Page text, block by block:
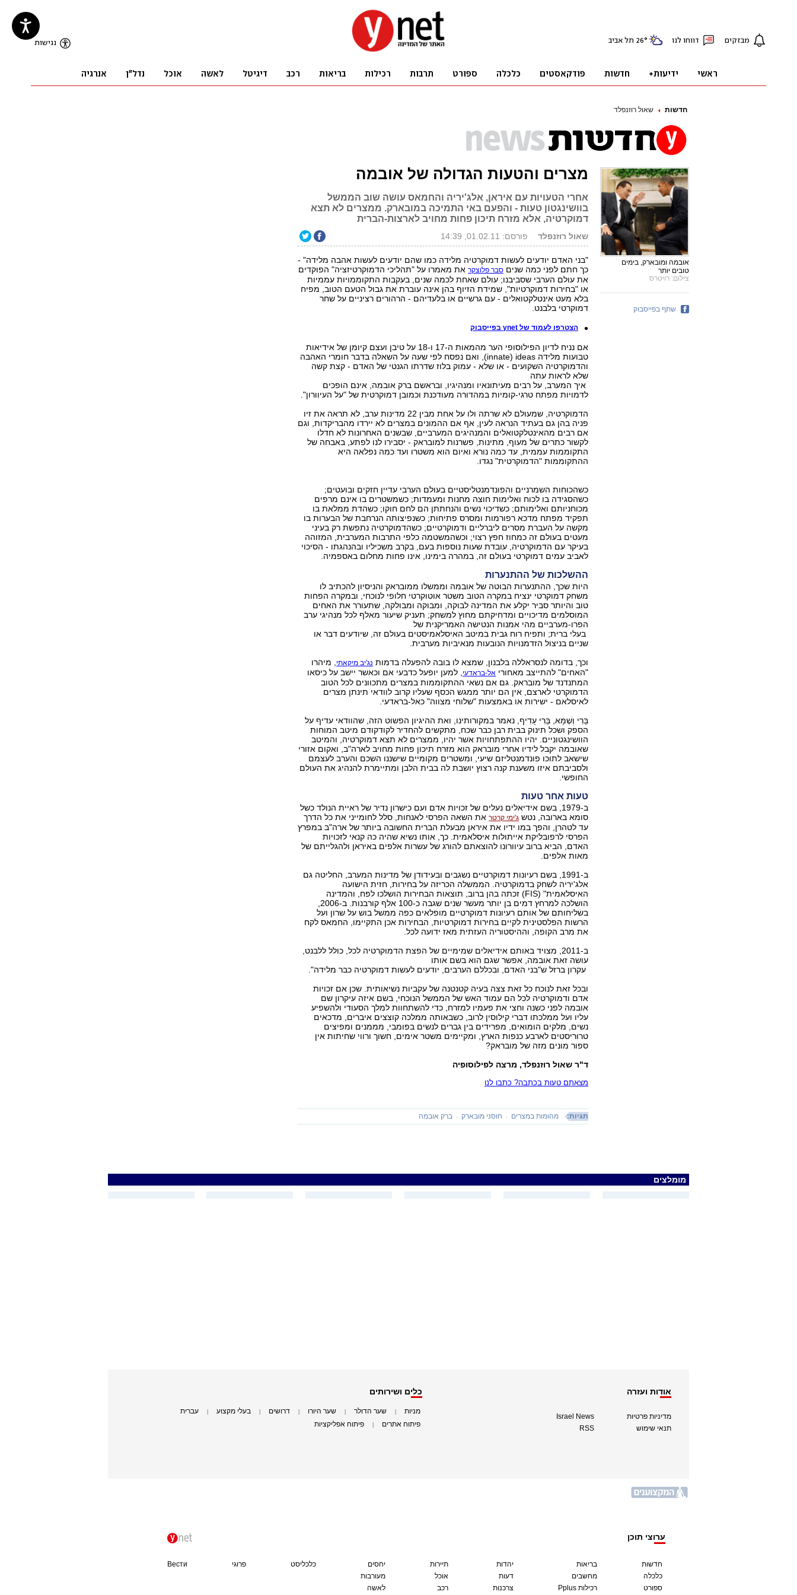
חדשות שאול רוזנפלד
מצרים והטעות הגדולה של אובמה
אחרי הטעויות עם איראן, אלג'יריה והחמאס עושה שוב הממשל
בוושינגטון טעות - והפעם באי התמיכה במובארק. ממצרים לא תצא
דמוקרטיה, אלא מזרח תיכון פחות מחויב לארצות-הברית
שאול רוזנפלד פורסם: 01.02.11, 14:39
"בני האדם יודעים לעשות דמוקרטיה מלידה כמו שהם יודעים לעשות אהבה מלידה" -
כך חתם לפני כמה שנים סבר פלוצקראת מאמרו על "תהליכי הדמוקרטיזציה" הפוקדים
את עולם הערבי שסביבנו; עולם שאחת לכמה שנים, בעקבות התקוממויות עממיות
או "בחירות דמוקרטיות", שמידת הזיוף בהן אינה עוברת את גבול הטעם הטוב, מפיח
בלא מעט אינטלקטואלים - עם גרשיים או בלעדיהם - הרהורים רציניים על שחר
דמוקרטי בלבנט.
הצטרפו לעמוד של ynet בפייסבוק
אם נניח לדיון הפילוסופי הער מהמאות ה-17 ו-18 על טיבן ועצם קיומן של אידיאות
טבועות מלידה innate) ideas), ואם נפסח לפי שעה על השאלה בדבר חומרי האהבה
והדמוקרטיה השקועים - או שלא - עמוק בלוז שדרתו הגנטי של האדם - קצת קשה
שלא לראות עתה
איך המערב, על רבים מעיתונאיו ומנהיגיו, ובראשם ברק אובמה, אינם הופכים
לדמויות מפתח טרגי-קומיות במהדורה מעודכנת וכמובן דמוקרטית של "על העיוורון".
הדמוקרטיה, שמעולם לא שרתה ולו על אחת מבין 22 מדינות ערב, לא תראה את זיו
פניה בהן גם בעתיד הנראה לעין, אף אם ההמונים במצרים לא יירדו מהבריקדות, וגם
אם רבים מהאינטלקטואלים והמנהיגים המערביים, שבשנים האחרונות לא חדלו
לקשור כתרים של מעוף, מתינות, פשרנות למובראק - יסבירו לנו לפתע, באבחה של
התקוממות עממית, עד כמה נורא ואיום הוא משטרו ועד כמה נפלאה היא
ההתקוממות "הדמוקרטית" נגדו.
כשהכוחות השמרניים והפונדמנטליסטיים בעולם הערבי עדיין חזקים ובועטים;
כשהסגידה בו לכוח ואלימות חוצה מחנות ומעמדות; כשמשטרים בו אינם מרפים
מכוחניותם ואלימותם; כשדיכוי נשים והנחתתן הם לחם חוקו; כשהדת ממלאת בו
תפקיד מפתח מדכא רפורמות ומסרס פתיחות; כשנפיצותה הנרחבת של הבערות בו
מקשה על העברת מסרים ליברליים ודמוקרטיים; כשהדמוקרטיה נתפשת רק בעיני
מעטים בעולם זה כמחוז חפץ רצוי; וכשהמשטמה כלפי התרבות המערבית, המזוהה
בעיקר עם הדמוקרטיה, עובדת שעות נוספות בעם, בקרב משכיליו ובהנהגתו - הסיכוי
לאביב עמים דמוקרטי בעולם זה, במהרה בימינו, אינו פחות מחלום באספמיה.
ההשלכות של ההתנערות
היות שכך, ההתנערות הבוטה של אובמה וממשלו ממובראק והניסיון להכתיב לו
משחק דמוקרטי ינציח במקרה הטוב משטר אוטוקרטי חלופי לנוכחי, ובמקרה הפחות
טוב והיותר סביר יקלע את המדינה לבוקה, ומבוקה ומבולקה, שתעורר את האחים
המוסלמים מדיכויים ומדחיקתם מחוץ למשחק; תעניק שיעור מאלף לכל מנהיגי ערב
הפרו-מערביים מהי אמנות הנטישה האמריקנית של
בעלי ברית; ותפיח רוח גבית במיטב האיסלאמיסטים בעולם זה, שיודעים דבר או
שניים בניצול הזדמנויות הנובעות מנאיביות מערבית.
וכך, בדומה לנסראללה בלבנון, שמצא לו בובה להפעלה בדמות נג'יב מיקאתי
, מיהרו
"האחים" להתייצב מאחורי אל-בראדעי
, למען יופעל כדבעי אם וכאשר יישב על כיסאו
המתנדנד של מובראק. גם אם נשאי ההתקוממות במצרים מתכוונים לכל הטוב
הדמוקרטי לארצם, אין הם יותר ממגש הכסף שעליו קרוב לוודאי תינתן מצרים
לאיסלאם - ישירות או באמצעות "שלוחי מצווה" כאל-בראדעי.
בָּרִי וְשֶׁמָּא, בָּרִי עָדִיף, נאמר במקורותינו, ואת ההיגיון הפשוט הזה, שהוודאי עדיף על
הספק ושכל תינוק בבית רבן כבר שכח, מתקשים להחדיר לקודקודם מיטב המוחות
הוושינגטוניים. יהיו ההתפתחויות אשר יהיו, ממצרים לא תצא דמוקרטיה, והמיטב
שאובמה יקבל לידיו אחרי מובראק הוא מזרח תיכון פחות מחויב לארה"ב, ואקום אזורי
שישאב לתוכו פונדמנטליזם שיעי, ומשטרים מקומיים שישננו השכם והערב לעצמם
ולסביבתם איזו משענת קנה רצוץ יושבת לה בבית הלבן ומתיימרת להנהיג את העולם
החופשי.
טעות אחר טעות
ב-1979, בשם אידיאלים נעלים של זכויות אדם ועם כישרון נדיר של ראיית הנולד כשל
סומא בארובה, נטש ג'ימי קרטראת השאה הפרסי לאנחות, סלל לחומייני את כל הדרך
עד לטהרן, והפך במו ידיו את איראן מבעלת הברית החשובה ביותר של ארה"ב במפרץ
הפרסי לרפובליקת אייתולות איסלאמית. כך, אותו נשיא שהיה כה קנאי לזכויות
האדם, הביא ברוב עיוורונו להוצאתם להורג של עשרות אלפים באיראן ולהגלייתם של
מאות אלפים.
ב-1991, בשם רעיונות דמוקרטיים נשגבים ובעידודן של מדינות המערב, החליטה גם
אלג'יריה לשחק בדמוקרטיה. הממשלה הכריזה על בחירות, חזית הישועה
האיסלאמית" (FIS) זכתה בהן ברוב, תוצאות הבחירות הושלכו לפח, והמדינה
בשליחותם של אותם רעיונות דמוקרטיים מופלאים כפה ממשל בוש על שרון ועל
הרשות הפלסטינית לקיים בחירות דמוקרטיות, הבחירות אכן התקיימו, החמאס לקח
את מרב הקופה, וההיסטוריה העזתית מאז ידועה לכל.
ב-2011, מצויד באותם אידיאלים שמימיים של הפצת הדמוקרטיה לכל, כולל ללבנט,
עושה זאת אובמה, אפשר שגם הוא בשם אותו
עקרון ברזל ש"בני האדם, ובכללם הערבים, יודעים לעשות דמוקרטיה כבר מלידה".
ובכל זאת לנוכח כל זאת צצה בעיה קטנטנה של עקביות נשיאותית. שכן אם זכויות
אדם ודמוקרטיה לכל הם עמוד האש של הממשל הנוכחי, בשם איזה עיקרון שם
אובמה לפני כשנה וחצי את פעמיו למזרח, כדי להשתחוות למלך הסעודי ולהשפיע
עליו ועל ממלכתו דברי קילוסין לרוב, כשבאותה ממלכה קוצצים איברים, מדכאים
נשים, מלקים הומואים, מפרידים בין גברים לנשים בפומבי, מממנים ומפיצים
טרוריסטים לארבע כנפות הארץ, ומקיימים משטר אימים, חשוך ורווי שחיתות אין
ספור מונים מזה של מובראק?
ד"ר שאול רוזנפלד, מרצה לפילוסופיה
מצאתם טעות בכתבה? כתבו לנו
תגיות: מהומות במצרים חוסני מובארק ברק אובמה
אובמה ומובארק, בימים
טובים יותר
צילום: רויטרס
שתף בפייסבוק
מומלצים
אודות ועזרה
מדיניות פרטיות
תנאי שימוש
Israel News
RSS
כלים ושירותים
מניות שער הדולר שער היורו דרושים בעלי מקצוע עברית
פיתוח אתרים פיתוח אפליקציות
ערוצי תוכן
חדשות
כלכלה
ספורט
בריאות
מחשבים
Pplus רכילות
יהדות
דעות
צרכנות
תיירות
אוכל
רכב
יחסים
מעורבות
לאשה
כלכליסט פרוגי Вести